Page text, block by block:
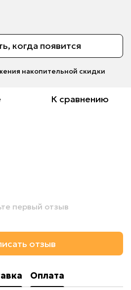
когда появится
накопительной скидки
К сравнению
первый отзыв
отзыв
Оплата